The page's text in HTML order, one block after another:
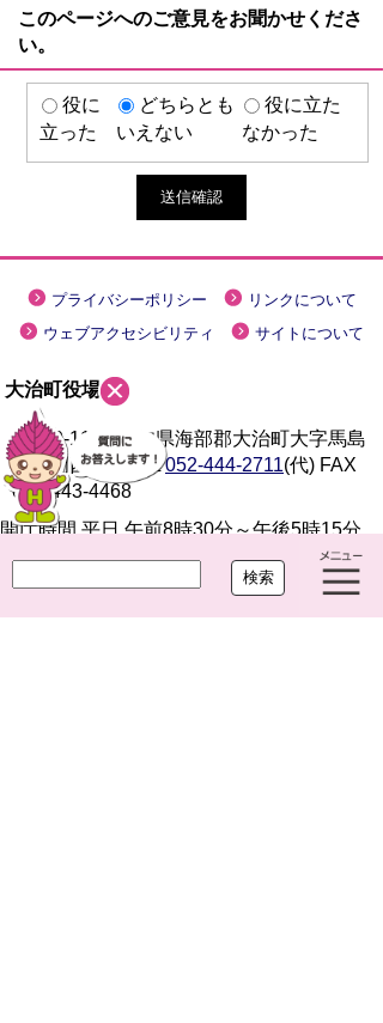
このページへのご意見をお聞かせくださ
い。
役に
立った
どちらとも
いえない
役に立た
なかった
プライバシーポリシー
リンクについて
ウェブアクセシビリティ
サイトについて
大治町役場
〒490-1192 愛知県海部郡大治町大字馬島
字大門西 1-1 TEL052-444-2711(代) FAX
052-443-4468
開庁時間 平日 午前8時30分～午後5時15分
閉庁日 土曜・日曜・祝休日・年末年始(12月